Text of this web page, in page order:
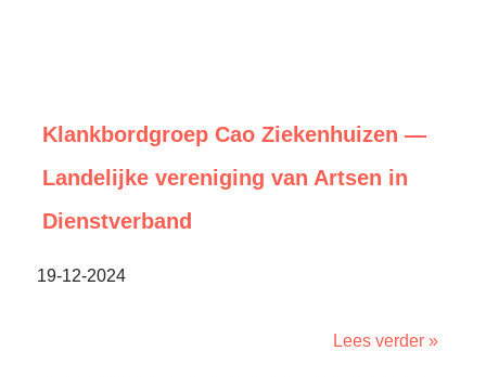
Klankbordgroep Cao Ziekenhuizen —
Landelijke vereniging van Artsen in
Dienstverband
19-12-2024
Lees verder »